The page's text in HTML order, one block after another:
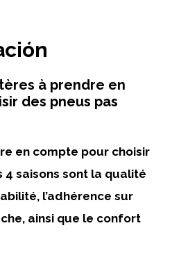
à prendre en
des pneus pas
en compte pour choisir
4 saisons sont la qualité
l’adhérence sur
ainsi que le confort